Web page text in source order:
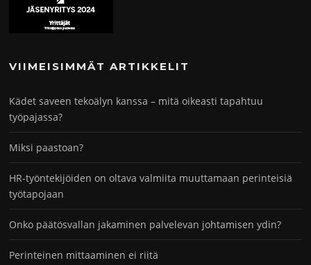
VIIMEISIMMÄT ARTIKKELIT
Kädet saveen tekoälyn kanssa – mitä oikeasti tapahtuu
työpajassa?
Miksi paastoan?
HR-työntekijöiden on oltava valmiita muuttamaan perinteisiä
työtapojaan
Onko päätösvallan jakaminen palvelevan johtamisen ydin?
Perinteinen mittaaminen ei riitä